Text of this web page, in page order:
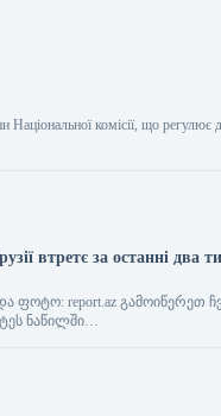
комісії, що регулює
втретє за останні два
ფოტო: report.az გამოიწერეთ
ნაწილში…